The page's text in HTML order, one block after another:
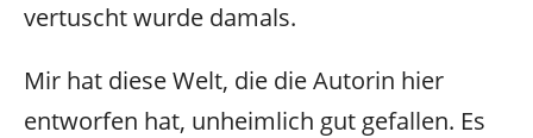
vertuscht wurde damals.
Mir hat diese Welt, die die Autorin hier
entworfen hat, unheimlich gut gefallen. Es